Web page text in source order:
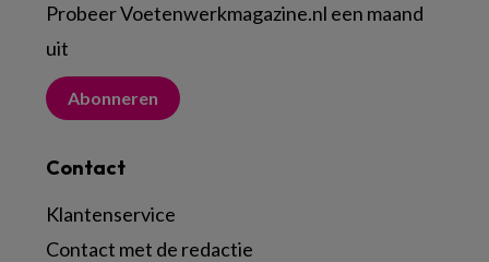
Probeer Voetenwerkmagazine.nl een maand
uit
Abonneren
Contact
Klantenservice
Contact met de redactie